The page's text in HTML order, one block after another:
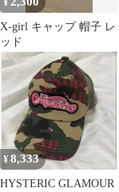
¥
X-girl キャップ 帽子 レ
ッド
¥8,333
HYSTERIC GLAMOUR